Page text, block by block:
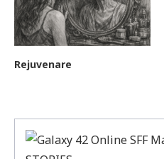
Rejuvenare